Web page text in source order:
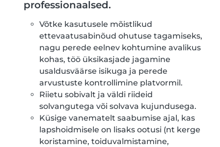
professionaalsed.
Võtke kasutusele mõistlikud
ettevaatusabinõud ohutuse tagamiseks,
nagu perede eelnev kohtumine avalikus
kohas, töö üksikasjade jagamine
usaldusväärse isikuga ja perede
arvustuste kontrollimine platvormil.
Riietu sobivalt ja väldi riideid
solvangutega või solvava kujundusega.
Küsige vanematelt saabumise ajal, kas
lapshoidmisele on lisaks ootusi (nt kerge
koristamine, toiduvalmistamine,